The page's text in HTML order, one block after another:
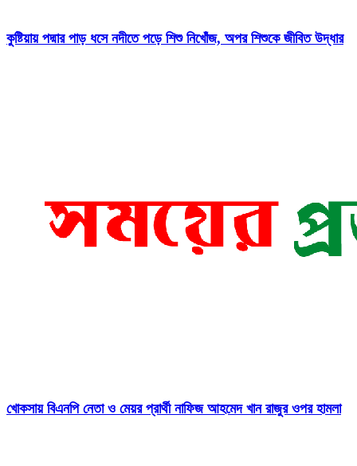
কুষ্টিয়ায় পদ্মার পাড় ধসে নদীতে পড়ে শিশু নিখোঁজ, অপর শিশুকে জীবিত উদ্ধার
খোকসায় বিএনপি নেতা ও মেয়র প্রার্থী নাফিজ আহমেদ খান রাজুর ওপর হামলা